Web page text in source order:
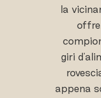
la
giri
appena